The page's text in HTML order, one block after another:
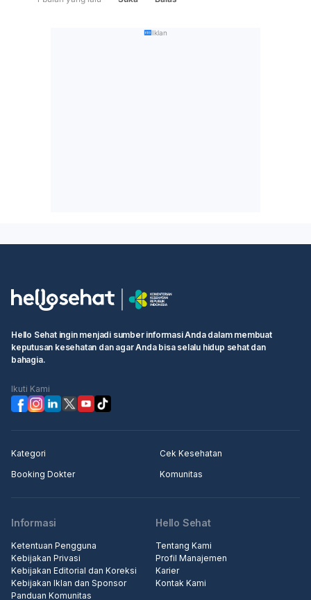
Iklan
Hello Sehat ingin menjadi sumber informasi Anda dalam membuat
keputusan kesehatan dan agar Anda bisa selalu hidup sehat dan
bahagia.
Ikuti Kami
Kategori
Cek Kesehatan
Booking Dokter
Komunitas
Informasi
Ketentuan Pengguna
Kebijakan Privasi
Kebijakan Editorial dan Koreksi
Kebijakan Iklan dan Sponsor
Panduan Komunitas
Hello Sehat
Tentang Kami
Profil Manajemen
Karier
Kontak Kami